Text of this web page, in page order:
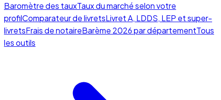
Baromètre des tauxTaux du marché selon votre
profilComparateur de livretsLivret A, LDDS, LEP et super-
livretsFrais de notaireBarème 2026 par départementTous
les outils